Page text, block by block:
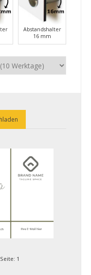
Abstandshalter
16 mm
1